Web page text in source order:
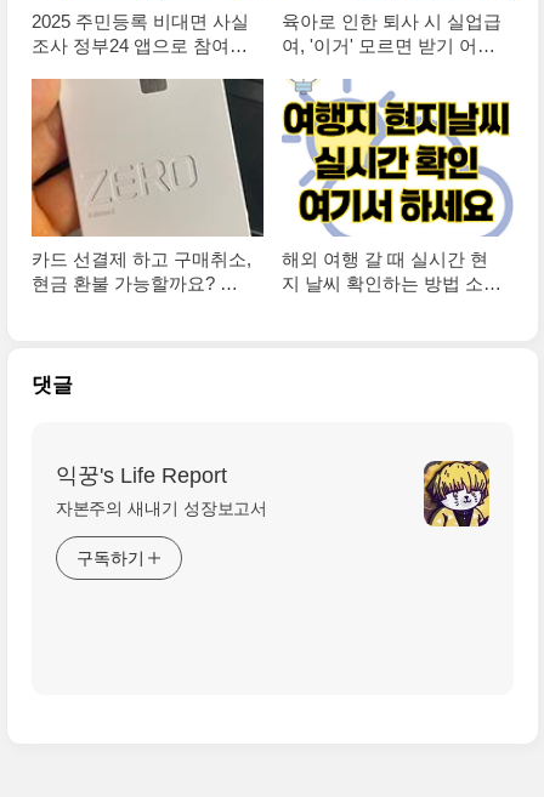
2025 주민등록 비대면 사실
조사 정부24 앱으로 참여하
육아로 인한 퇴사 시 실업급
여, '이거' 모르면 받기 어렵
카드 선결제 하고 구매취소,
현금 환불 가능할까요? 경
해외 여행 갈 때 실시간 현
지 날씨 확인하는 방법 소개
댓글
익꿍's Life Report
자본주의 새내기 성장보고서
구독하기